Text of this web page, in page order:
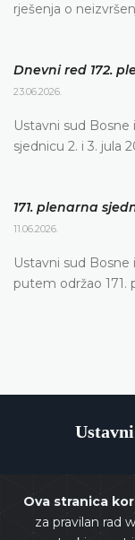
Ova stranica
za pravilan rad
rješenja o
Dnevni red 172.
23.06.2026.
Ustavni sud
sjednicu 2. i 3. jula
171. plenarna
11.06.2026.
Ustavni sud
putem održao 171.
Copyrights @